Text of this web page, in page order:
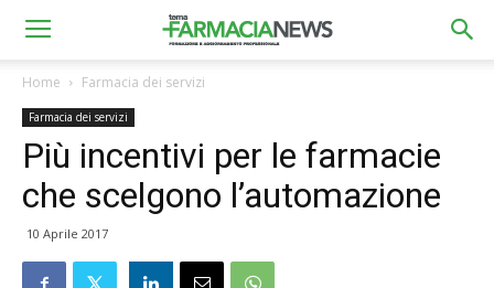
Home Farmacia dei servizi
Farmacia dei servizi
Più incentivi per le farmacie
che scelgono l’automazione
10 Aprile 2017